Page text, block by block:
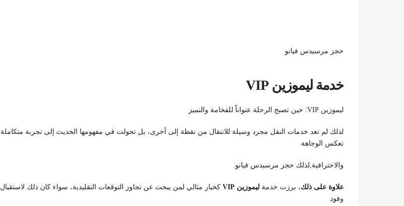
حجز مرسيدس فيانو
خدمة ليموزين VIP
ليموزين VIP: حين تصبح الرحلة عنواناً للفخامة والتميز
لذلك لم تعد خدمات النقل مجرد وسيلة للانتقال من نقطة إلى أخرى، بل تحولت في مفهومها الحديث إلى تجربة متكاملة
تعكس الوجاهة
والاحترافية,لذلك حجز مرسيدس فيانو.
علاوة على ذلك، برزت خدمة ليموزين VIP
كخيار مثالي لمن يبحث عن تجاوز التوقعات التقليدية، سواء كان ذلك لاستقبال
وفود